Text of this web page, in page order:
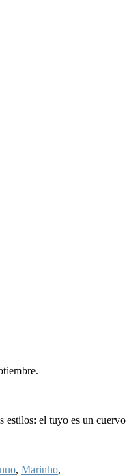
el tuyo es un
, Marinho,